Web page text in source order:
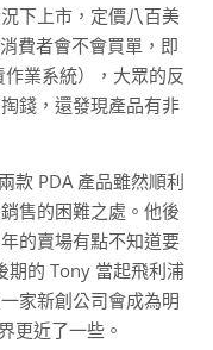
下上市，定價八百美
費者會不會買單，即
業系統），大眾的反
錢，還發現產品有非
款 PDA 產品雖然順利
售的困難之處。他後
的賣場有點不知道要
期的 Tony 當起飛利浦
家新創公司會成為明
更近了一些。